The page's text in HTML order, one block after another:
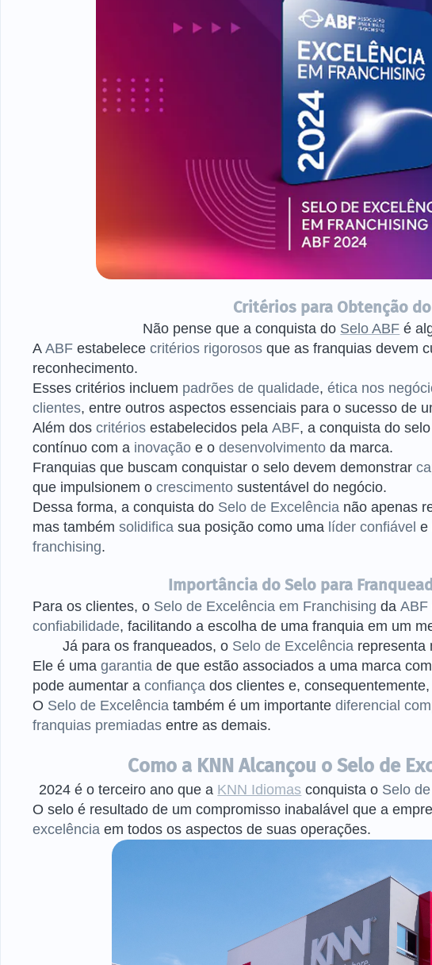
Critérios para Obtenção
Não pense que a conquista do Selo ABF é
A ABF estabelece critérios rigorosos que as franquias devem
reconhecimento.
Esses critérios incluem padrões de qualidade, ética nos
clientes, entre outros aspectos essenciais para o sucesso de
Além dos critérios estabelecidos pela ABF, a conquista do
contínuo com a inovação e o desenvolvimento da marca.
Franquias que buscam conquistar o selo devem demonstrar
que impulsionem o crescimento sustentável do negócio.
Dessa forma, a conquista do Selo de Excelência não apenas
mas também solidifica sua posição como uma líder confiável e
franchising.
Importância do Selo para
Para os clientes, o Selo de Excelência em Franchising da ABF
confiabilidade, facilitando a escolha de uma franquia em um
Já para os franqueados, o Selo de Excelência representa
Ele é uma garantia de que estão associados a uma marca
pode aumentar a confiança dos clientes e, consequentemente,
O Selo de Excelência também é um importante diferencial
franquias premiadas entre as demais.
Como a KNN Alcançou o Selo de
2024 é o terceiro ano que a KNN Idiomas conquista o Selo
O selo é resultado de um compromisso inabalável que a
excelência em todos os aspectos de suas operações.